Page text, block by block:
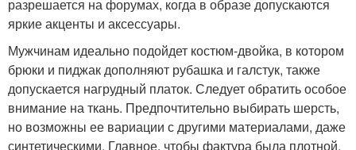
разрешается на форумах, когда в образе допускаются
яркие акценты и аксессуары.
Мужчинам идеально подойдет костюм-двойка, в котором
брюки и пиджак дополняют рубашка и галстук, также
допускается нагрудный платок. Следует обратить особое
внимание на ткань. Предпочтительно выбирать шерсть,
но возможны ее вариации с другими материалами, даже
синтетическими. Главное, чтобы фактура была плотной.